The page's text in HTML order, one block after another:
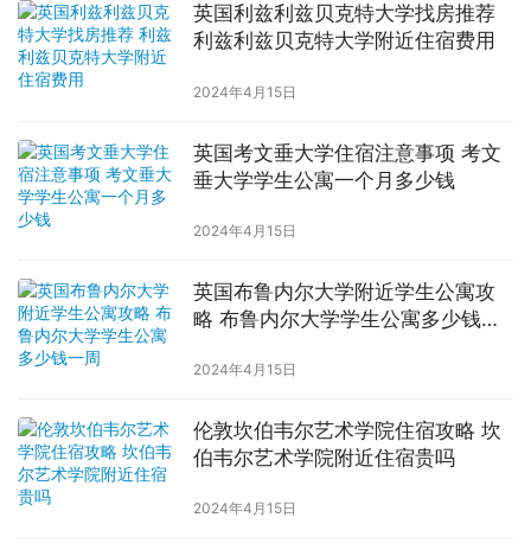
英国利兹利兹贝克特大学找房推荐
利兹利兹贝克特大学附近住宿费用
2024年4月15日
英国考文垂大学住宿注意事项 考文
垂大学学生公寓一个月多少钱
2024年4月15日
英国布鲁内尔大学附近学生公寓攻
略 布鲁内尔大学学生公寓多少钱一
2024年4月15日
伦敦坎伯韦尔艺术学院住宿攻略 坎
伯韦尔艺术学院附近住宿贵吗
2024年4月15日